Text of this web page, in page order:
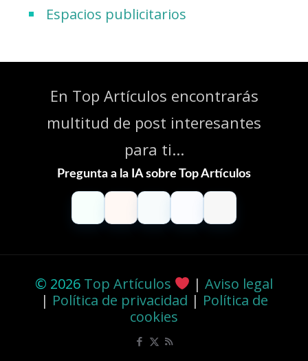
Espacios publicitarios
En Top Artículos encontrarás
multitud de post interesantes
para ti...
Pregunta a la IA sobre Top Artículos
ChatGPT
ClaudePerplexity
Gemini
Grok
© 2026 Top Artículos |Aviso legal
| Política de privacidad | Política de
cookies